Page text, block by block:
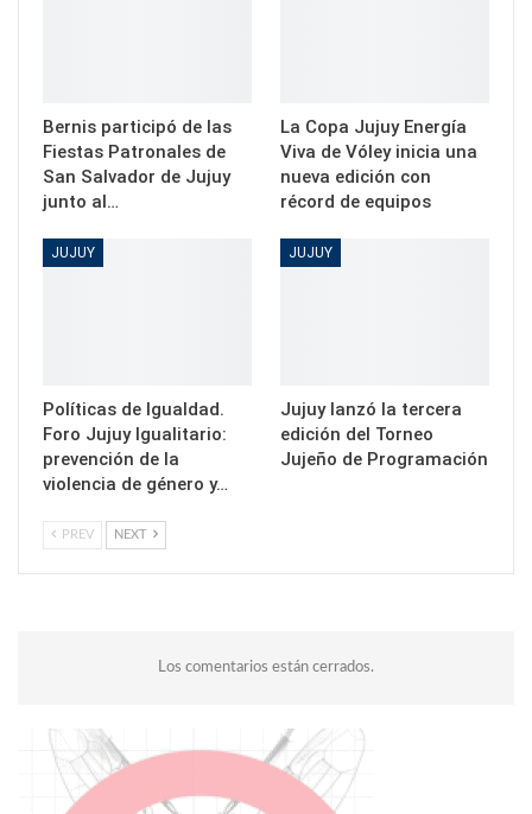
Bernis participó de las
Fiestas Patronales de
San Salvador de Jujuy
junto al…
La Copa Jujuy Energía
Viva de Vóley inicia una
nueva edición con
récord de equipos
JUJUY
Políticas de Igualdad.
Foro Jujuy Igualitario:
prevención de la
violencia de género y…
JUJUY
Jujuy lanzó la tercera
edición del Torneo
Jujeño de Programación
PREV NEXT
Los comentarios están cerrados.